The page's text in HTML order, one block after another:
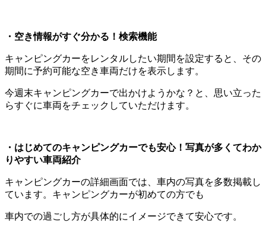
・空き情報がすぐ分かる！検索機能
キャンピングカーをレンタルしたい期間を設定すると、その
期間に予約可能な空き車両だけを表示します。
今週末キャンピングカーで出かけようかな？と、思い立った
らすぐに車両をチェックしていただけます。
・はじめてのキャンピングカーでも安心！写真が多くてわか
りやすい車両紹介
キャンピングカーの詳細画面では、車内の写真を多数掲載し
ています。キャンピングカーが初めての方でも
車内での過ごし方が具体的にイメージできて安心です。